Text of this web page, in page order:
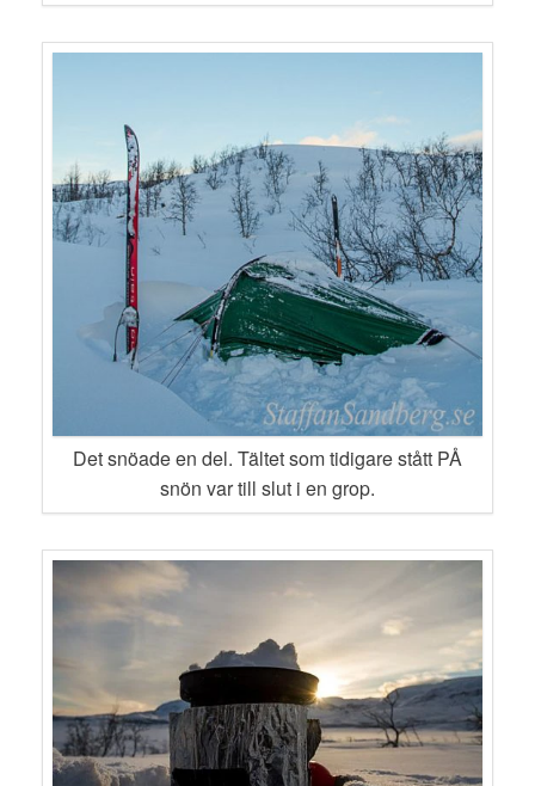
Det snöade en del. Tältet som tidigare stått PÅ
snön var till slut i en grop.